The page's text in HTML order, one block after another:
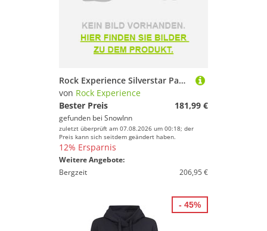
Rock Experience Silverstar Pants Schwarz M Mann
von Rock Experience
Bester Preis
181,99 €
gefunden bei SnowInn
zuletzt überprüft am 07.08.2026 um 00:18; der
Preis kann sich seitdem geändert haben.
12% Ersparnis
Weitere Angebote:
Bergzeit
206,95 €
- 45%